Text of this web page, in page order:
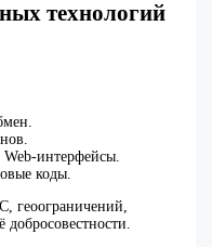
технологий
интерфейсы.
коды.
геоограничений,